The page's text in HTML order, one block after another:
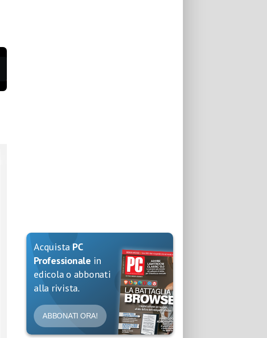
Acquista PC
Professionale in
edicola o abbonati
alla rivista.
ABBONATI ORA!